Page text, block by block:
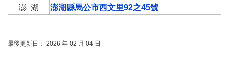
澎 湖
澎湖縣馬公市西文里92之45號
最後更新日： 2026 年 02 月 04 日